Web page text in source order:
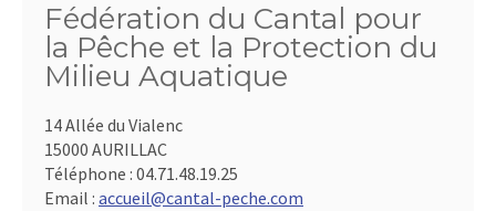
Fédération du Cantal pour
la Pêche et la Protection du
Milieu Aquatique
14 Allée du Vialenc
15000 AURILLAC
Téléphone : 04.71.48.19.25
Email : accueil@cantal-peche.com